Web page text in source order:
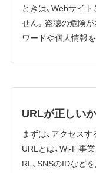
ときは、Webサイ
せん。盗聴の危険
ワードや個人情報
URLが正しい
まずは、アクセス
URLとは、Wi-Fi事
RL、SNSのIDなど